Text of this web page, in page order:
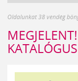
Oldalunkat 38 vendég
KATALÓGUS